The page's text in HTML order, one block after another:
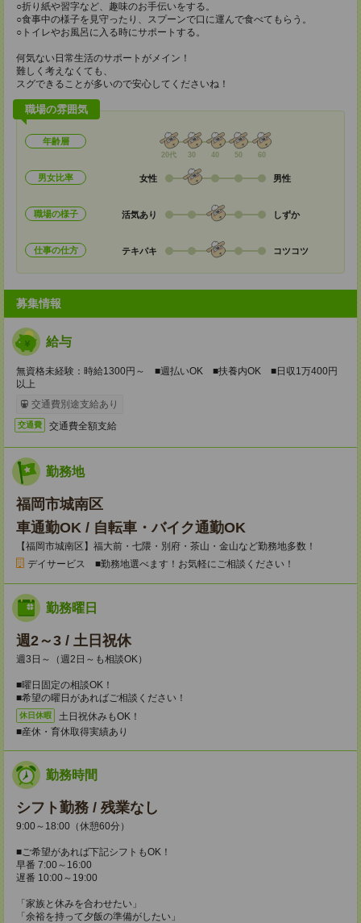
○折り紙や習字など、趣味のお手伝いをする。
○食事中の様子を見守ったり、スプーンで口に運んで食べてもらう。
○トイレやお風呂に入る時にサポートする。
何気ない日常生活のサポートがメイン！
難しく考えなくても、
スグできることが多いので安心してくださいね！
職場の雰囲気
年齢層
20代 30 40 50 60
男女比率 女性 男性
職場の様子 活気あり しずか
仕事の仕方 テキパキ コツコツ
募集情報
給与
無資格未経験：時給1300円～ ■週払いOK ■扶養内OK ■日収1万400円
以上
交通費別途支給あり
交通費 交通費全額支給
勤務地
福岡市城南区
車通勤OK / 自転車・バイク通勤OK
【福岡市城南区】福大前・七隈・別府・茶山・金山など勤務地多数！
デイサービス ■勤務地選べます！お気軽にご相談ください！
勤務曜日
週2～3 / 土日祝休
週3日～（週2日～も相談OK）
■曜日固定の相談OK！
■希望の曜日があればご相談ください！
休日休暇
土日祝休みもOK！
■産休・育休取得実績あり
勤務時間
シフト勤務 / 残業なし
9:00～18:00（休憩60分）
■ご希望があれば下記シフトもOK！
早番 7:00～16:00
遅番 10:00～19:00
「家族と休みを合わせたい」
「余裕を持って夕飯の準備がしたい」